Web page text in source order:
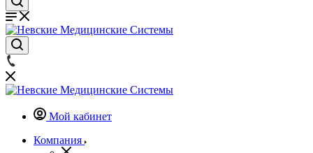
Мой кабинет
Компания